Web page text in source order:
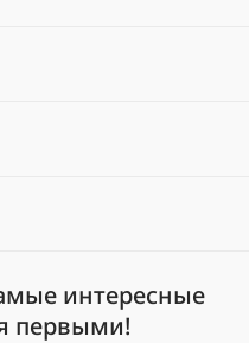
интересные
первыми!